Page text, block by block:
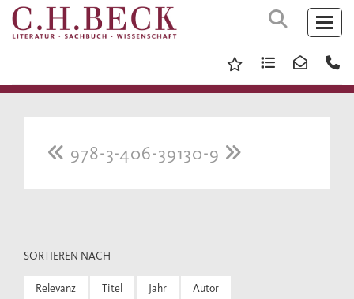
978-3-406-39130-9
SORTIEREN NACH
Relevanz Titel Jahr Autor